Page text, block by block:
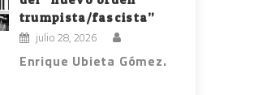
trumpista/fascista”
julio 28, 2026
Enrique Ubieta Gómez.